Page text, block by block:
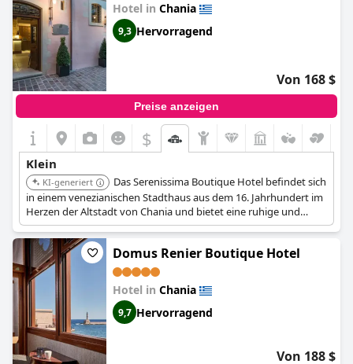
Hotel in Chania
9,3 Hervorragend
Von 168 $
Preise anzeigen
$
Klein
KI-generiert
Das Serenissima Boutique Hotel befindet sich
in einem venezianischen Stadthaus aus dem 16. Jahrhundert im
Herzen der Altstadt von Chania und bietet eine ruhige und
luxuriöse Umgebung in Gehweite zu den wichtigsten
Sehenswürdigkeiten. Das Fünf-Sterne-Hotel ist im
minimalistischen Stil gestaltet und kombiniert traditionelle und
moderne Elemente. Das Gebäude wurde unter
Berücksichtigung seines Erbes renoviert.
Domus Renier Boutique Hotel
Hotel in Chania
9,7 Hervorragend
Von 188 $